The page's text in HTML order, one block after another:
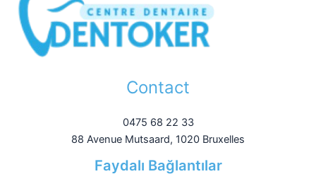
Contact
0475 68 22 33
88 Avenue Mutsaard, 1020 Bruxelles
Faydalı Bağlantılar